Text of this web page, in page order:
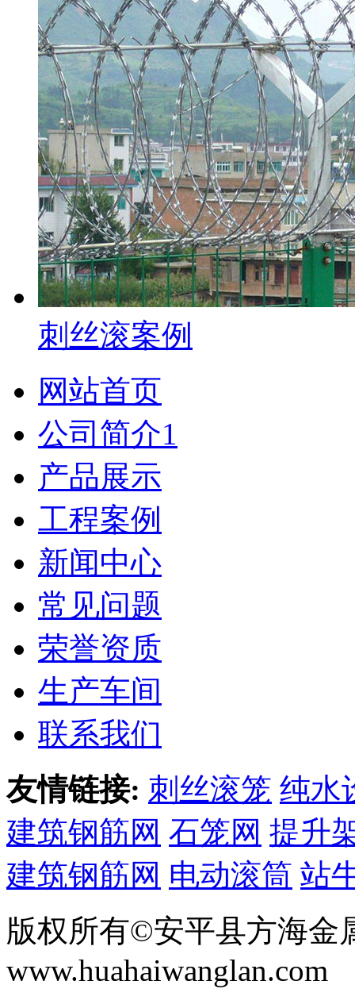
刺丝滚案例
网站首页
公司简介1
产品展示
工程案例
新闻中心
常见问题
荣誉资质
生产车间
联系我们
友情链接: 刺丝滚笼 纯水
建筑钢筋网 石笼网 提升
建筑钢筋网 电动滚筒 站
版权所有©安平县方海金
www.huahaiwanglan.com